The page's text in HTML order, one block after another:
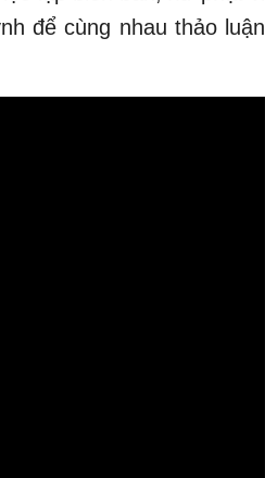
để cùng nhau thảo luận